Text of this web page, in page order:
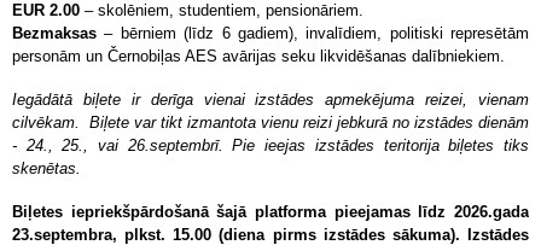
EUR 2.00 – skolēniem, studentiem, pensionāriem.
Bezmaksas – bērniem (līdz 6 gadiem), invalīdiem, politiski represētām
personām un Černobiļas AES avārijas seku likvidēšanas dalībniekiem.
Iegādātā biļete ir derīga vienai izstādes apmekējuma reizei, vienam
cilvēkam. Biļete var tikt izmantota vienu reizi jebkurā no izstādes dienām
- 24., 25., vai 26.septembrī. Pie ieejas izstādes teritorija biļetes tiks
skenētas.
Biļetes iepriekšpārdošanā šajā platforma pieejamas līdz 2026.gada
23.septembra, plkst. 15.00 (diena pirms izstādes sākuma). Izstādes